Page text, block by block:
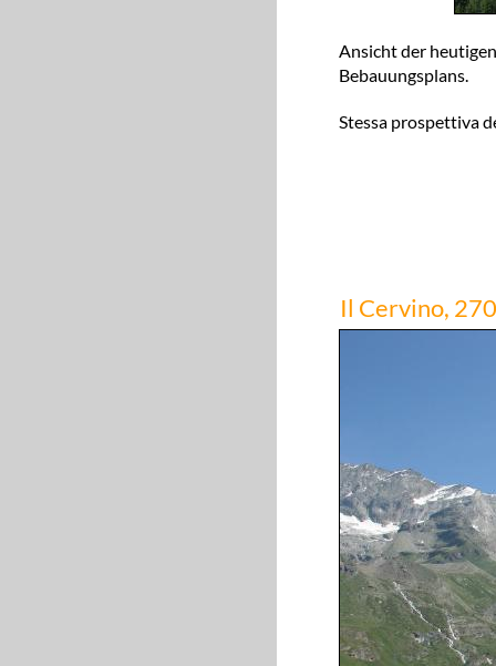
Ansicht der
Bebauungsplans.
Stessa prospettiva
Il Cervino,